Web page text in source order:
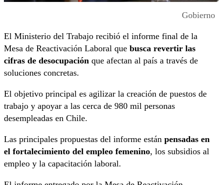
Gobierno
El Ministerio del Trabajo recibió el informe final de la
Mesa de Reactivación Laboral que busca revertir las
cifras de desocupación que afectan al país a través de
soluciones concretas.
El objetivo principal es agilizar la creación de puestos de
trabajo y apoyar a las cerca de 980 mil personas
desempleadas en Chile.
Las principales propuestas del informe están pensadas en
el fortalecimiento del empleo femenino, los subsidios al
empleo y la capacitación laboral.